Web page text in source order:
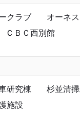
クラブ
オーネ
ＣＢＣ西別館
研究棟
杉並清
施設